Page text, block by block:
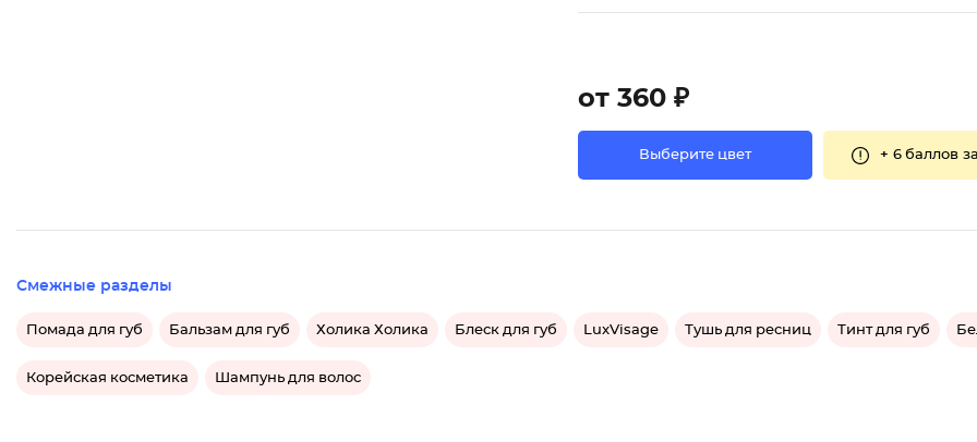
от 360 ₽
Выберите цвет + 6 баллов
Смежные разделы
Помада для губ Бальзам для губ Холика Холика Блеск для губ LuxVisage Тушь для ресниц Тинт для губ
Корейская косметика Шампунь для волос